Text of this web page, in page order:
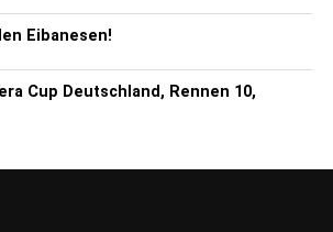
Eibanesen!
Cup Deutschland, Rennen 10,